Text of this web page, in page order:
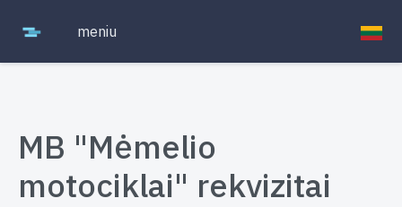
meniu
MB "Mėmelio
motociklai" rekvizitai